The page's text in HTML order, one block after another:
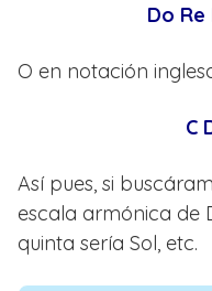
Do Re
O en notación
C
Así pues, si
escala armónica de
quinta sería Sol, etc.